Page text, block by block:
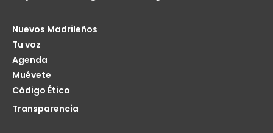
Nuevos Madrileños
Tu voz
Agenda
Muévete
Código Ético
Transparencia